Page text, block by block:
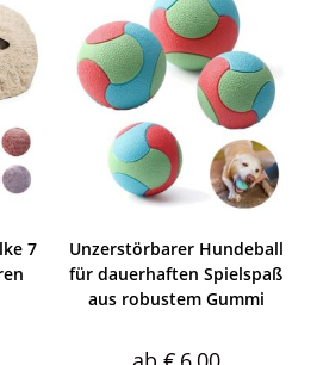
7
Unzerstörbarer Hundeball
für dauerhaften Spielspaß
aus robustem Gummi